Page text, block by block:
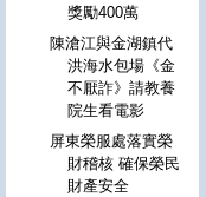
獎勵400萬
陳滄江與金湖鎮代
洪海水包場《金
不厭詐》請教養
院生看電影
屏東榮服處落實榮
財稽核 確保榮民
財產安全